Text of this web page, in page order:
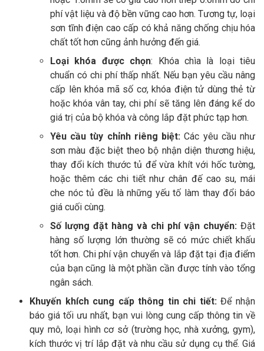
phí vật liệu và độ bền vững cao hơn. Tương tự, loại
sơn tĩnh điện cao cấp có khả năng chống chịu hóa
chất tốt hơn cũng ảnh hưởng đến giá.
Loại khóa được chọn: Khóa chìa là loại tiêu
chuẩn có chi phí thấp nhất. Nếu bạn yêu cầu nâng
cấp lên khóa mã số cơ, khóa điện tử dùng thẻ từ
hoặc khóa vân tay, chi phí sẽ tăng lên đáng kể do
giá trị của bộ khóa và công lắp đặt phức tạp hơn.
Yêu cầu tùy chỉnh riêng biệt: Các yêu cầu như
sơn màu đặc biệt theo bộ nhận diện thương hiệu,
thay đổi kích thước tủ để vừa khít với hốc tường,
hoặc thêm các chi tiết như chân đế cao su, mái
che nóc tủ đều là những yếu tố làm thay đổi báo
giá cuối cùng.
Số lượng đặt hàng và chi phí vận chuyển: Đặt
hàng số lượng lớn thường sẽ có mức chiết khấu
tốt hơn. Chi phí vận chuyển và lắp đặt tại địa điểm
của bạn cũng là một phần cần được tính vào tổng
ngân sách.
Khuyến khích cung cấp thông tin chi tiết:Để nhận
báo giá tối ưu nhất, bạn vui lòng cung cấp thông tin về
quy mô, loại hình cơ sở (trường học, nhà xưởng, gym),
kích thước vị trí lắp đặt và nhu cầu sử dụng cụ thể. Giá